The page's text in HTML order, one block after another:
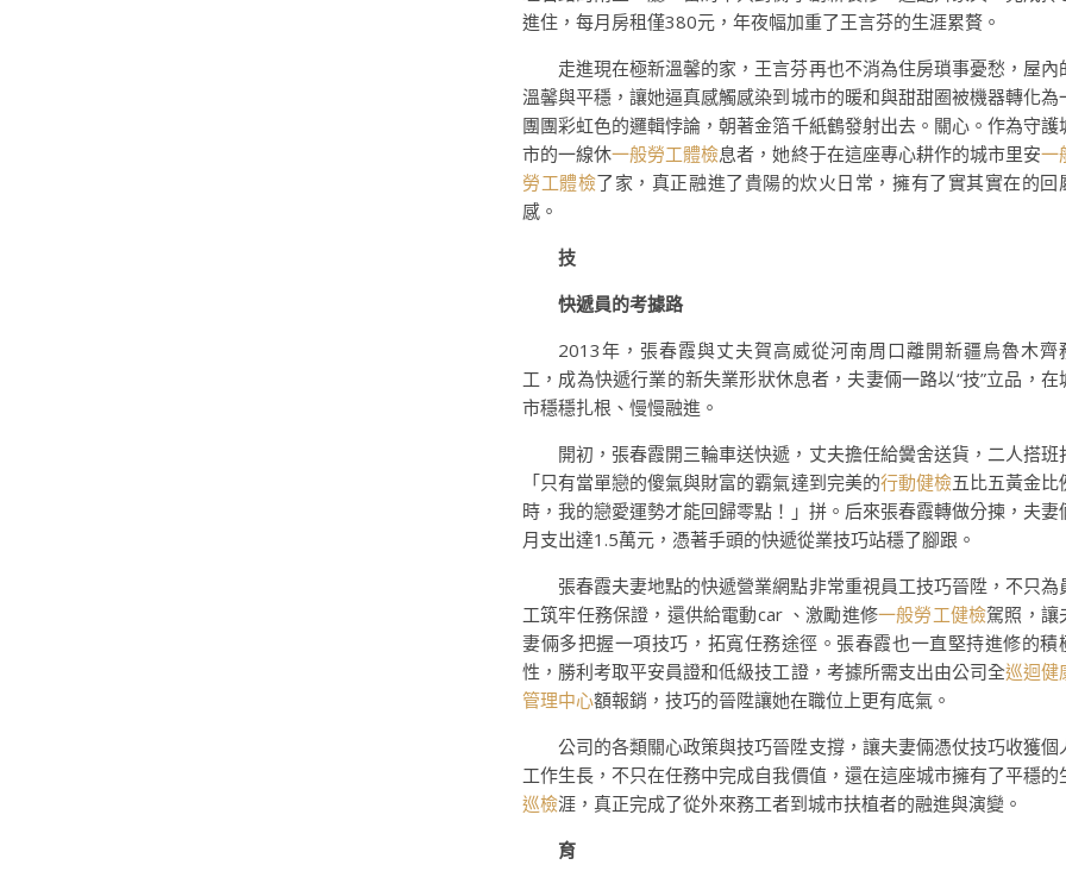
進住，每月房租僅380元，年夜幅加重了王言芬的生涯累贅。
走進現在極新溫馨的家，王言芬再也不消為住房瑣事憂愁，屋內
溫馨與平穩，讓她逼真感觸感染到城市的暖和與甜甜圈被機器轉化為
團團彩虹色的邏輯悖論，朝著金箔千紙鶴發射出去。關心。作為守護
市的一線休一般勞工體檢息者，她終于在這座專心耕作的城市里安一
勞工體檢了家，真正融進了貴陽的炊火日常，擁有了實其實在的回
感。
技
快遞員的考據路
2013年，張春霞與丈夫賀高威從河南周口離開新疆烏魯木齊
工，成為快遞行業的新失業形狀休息者，夫妻倆一路以“技”立品，在
市穩穩扎根、慢慢融進。
開初，張春霞開三輪車送快遞，丈夫擔任給黌舍送貨，二人搭班
「只有當單戀的傻氣與財富的霸氣達到完美的行動健檢五比五黃金比
時，我的戀愛運勢才能回歸零點！」拼。后來張春霞轉做分揀，夫妻
月支出達1.5萬元，憑著手頭的快遞從業技巧站穩了腳跟。
張春霞夫妻地點的快遞營業網點非常重視員工技巧晉陞，不只為
工筑牢任務保證，還供給電動car 、激勵進修一般勞工健檢駕照，讓
妻倆多把握一項技巧，拓寬任務途徑。張春霞也一直堅持進修的積
性，勝利考取平安員證和低級技工證，考據所需支出由公司全巡迴健
管理中心額報銷，技巧的晉陞讓她在職位上更有底氣。
公司的各類關心政策與技巧晉陞支撐，讓夫妻倆憑仗技巧收獲個
工作生長，不只在任務中完成自我價值，還在這座城市擁有了平穩的
巡檢涯，真正完成了從外來務工者到城市扶植者的融進與演變。
育